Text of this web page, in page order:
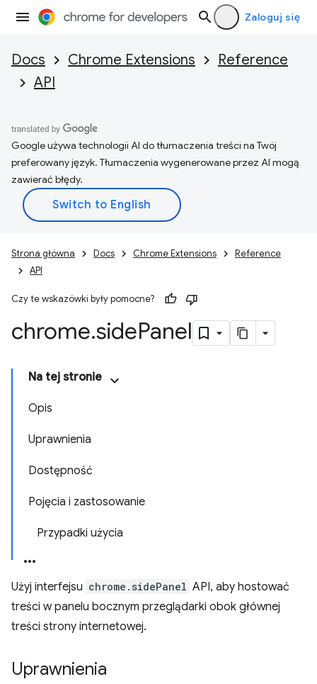
Zaloguj się
Docs Chrome Extensions
Reference
API
Google używa technologii AI do tłumaczenia treści na Twój
preferowany język. Tłumaczenia wygenerowane przez AI mogą
zawierać błędy.
Strona główna Docs Chrome Extensions
Reference
API
Czy te wskazówki były pomocne?
chrome.sidePanel
Na tej stronie
Opis
Uprawnienia
Dostępność
Pojęcia i zastosowanie
Przypadki użycia
Użyj interfejsu chrome.sidePanel API, aby hostować
treści w panelu bocznym przeglądarki obok głównej
treści strony internetowej.
Uprawnienia